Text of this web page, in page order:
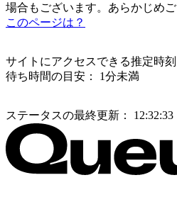
場合もございます。あらかじめご
このページは？
サイトにアクセスできる推定時刻
待ち時間の目安：
1分未満
ステータスの最終更新： 12:32:33